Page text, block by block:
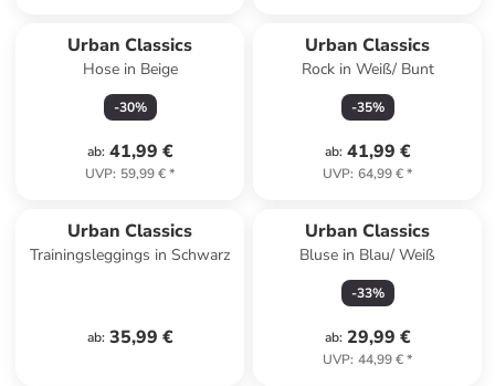
Urban Classics
Hose in Beige
-30%
ab: 41,99 €
UVP: 59,99 €*
Urban Classics
Rock in Weiß/ Bunt
-35%
ab: 41,99 €
UVP: 64,99 €*
Urban Classics
Trainingsleggings in Schwarz
ab: 35,99 €
Urban Classics
Bluse in Blau/ Weiß
-33%
ab: 29,99 €
UVP: 44,99 €*